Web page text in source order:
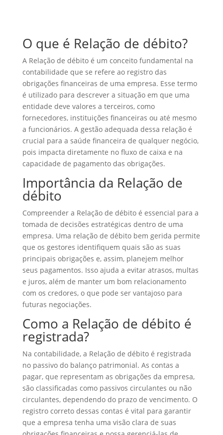
O que é Relação de débito?
A Relação de débito é um conceito fundamental na
contabilidade que se refere ao registro das
obrigações financeiras de uma empresa. Esse termo
é utilizado para descrever a situação em que uma
entidade deve valores a terceiros, como
fornecedores, instituições financeiras ou até mesmo
a funcionários. A gestão adequada dessa relação é
crucial para a saúde financeira de qualquer negócio,
pois impacta diretamente no fluxo de caixa e na
capacidade de pagamento das obrigações.
Importância da Relação de
débito
Compreender a Relação de débito é essencial para a
tomada de decisões estratégicas dentro de uma
empresa. Uma relação de débito bem gerida permite
que os gestores identifiquem quais são as suas
principais obrigações e, assim, planejem melhor
seus pagamentos. Isso ajuda a evitar atrasos, multas
e juros, além de manter um bom relacionamento
com os credores, o que pode ser vantajoso para
futuras negociações.
Como a Relação de débito é
registrada?
Na contabilidade, a Relação de débito é registrada
no passivo do balanço patrimonial. As contas a
pagar, que representam as obrigações da empresa,
são classificadas como passivos circulantes ou não
circulantes, dependendo do prazo de vencimento. O
registro correto dessas contas é vital para garantir
que a empresa tenha uma visão clara de suas